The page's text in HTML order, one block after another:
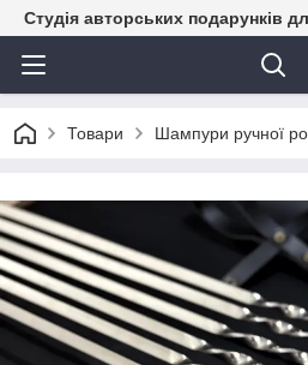
Студія авторських подарунків
Товари Шампури ручної